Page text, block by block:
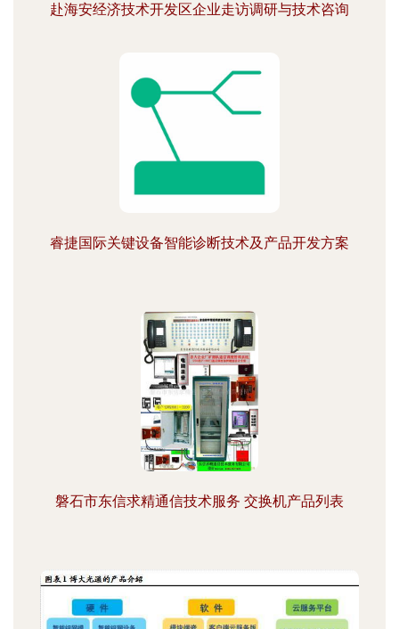
赴海安经济技术开发区企业走访调研与技术咨询
睿捷国际关键设备智能诊断技术及产品开发方案
磐石市东信求精通信技术服务 交换机产品列表